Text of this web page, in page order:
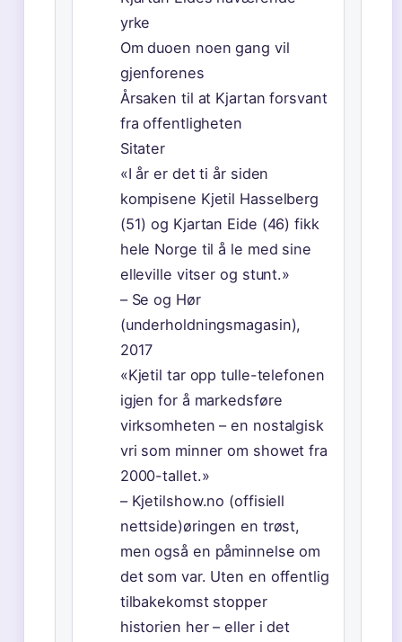
yrke
Om duoen noen gang vil
gjenforenes
Årsaken til at Kjartan forsvant
fra offentligheten
Sitater
«I år er det ti år siden
kompisene Kjetil Hasselberg
(51) og Kjartan Eide (46) fikk
hele Norge til å le med sine
elleville vitser og stunt.»
– Se og Hør
(underholdningsmagasin),
2017
«Kjetil tar opp tulle-telefonen
igjen for å markedsføre
virksomheten – en nostalgisk
vri som minner om showet fra
2000-tallet.»
– Kjetilshow.no (offisiell
nettside)øringen en trøst,
men også en påminnelse om
det som var. Uten en offentlig
tilbakekomst stopper
historien her – eller i det